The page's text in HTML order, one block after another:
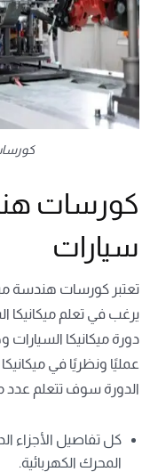
كورسات
سيارات
تعتبر كورسات هندسة
يرغب في تعلم ميكانيكا
دورة ميكانيكا
عمليًا ونظريًا في
الدورة سوف تتعلم
كل تفاصيل الأجزاء
المحرك الكهربائية.